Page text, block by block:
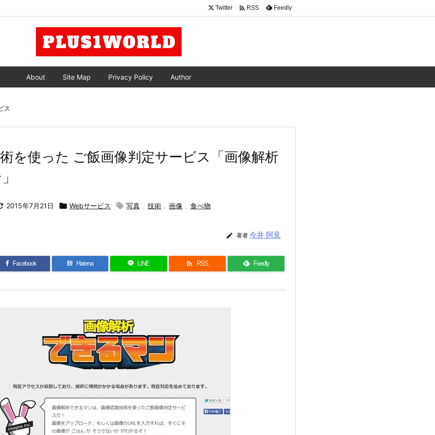
About Site Map Privacy Policy Author
Twitter  RSS Feedly
ス
を使った ご飯画像判定サービス「画像解析
2015年7月21日  Webサービス  写真 , 技術 , 画像 , 食べ物
 著者 今井 阿見
Facebook B! Hatena LINE  RSS Feedly